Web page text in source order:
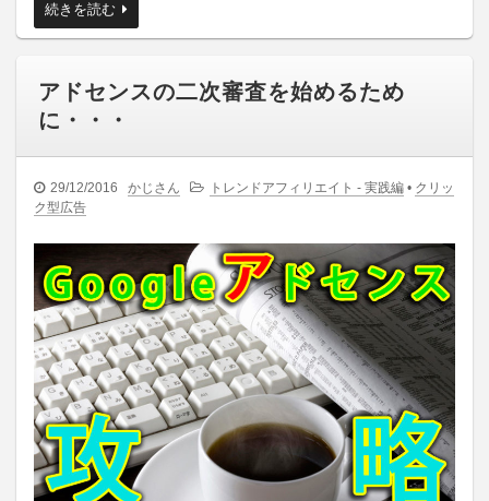
続きを読む
アドセンスの二次審査を始めるため
に・・・
29/12/2016 かじさん トレンドアフィリエイト - 実践編 • クリッ
ク型広告